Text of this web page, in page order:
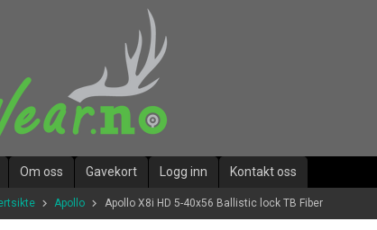
Om oss Gavekort Logg inn Kontakt oss
Apollo Apollo X8i HD 5-40x56 Ballistic lock TB Fiber